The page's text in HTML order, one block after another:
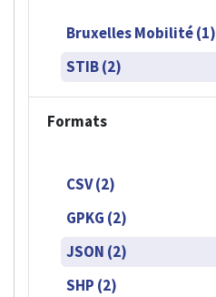
Bruxelles Mobilité (1)
STIB (2)
Formats
CSV (2)
GPKG (2)
JSON (2)
SHP (2)